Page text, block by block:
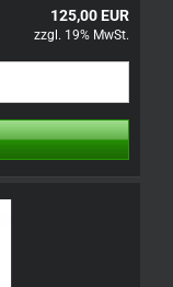
125,00 EUR
zzgl. 19% MwSt.